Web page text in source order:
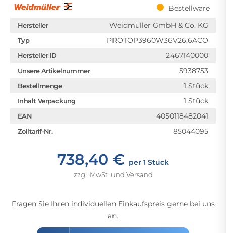
Bestellware
Hersteller Weidmüller GmbH & Co. KG
Typ PROTOP3960W36V26,6ACO
Hersteller ID 2467140000
Unsere Artikelnummer 5938753
Bestellmenge 1 Stück
Inhalt Verpackung 1 Stück
EAN 4050118482041
Zolltarif-Nr. 85044095
738,40 € per 1 Stück
zzgl. MwSt. und Versand
Fragen Sie Ihren individuellen Einkaufspreis gerne bei uns
an.